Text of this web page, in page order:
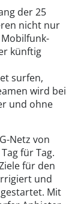
der 25
nicht nur
künftig
surfen,
wird bei
und ohne
Netz von
für Tag.
für den
und
gestartet. Mit